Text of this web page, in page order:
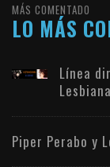
MÁS COMENTADO
LO MÁS
Línea
Piper Perabo y